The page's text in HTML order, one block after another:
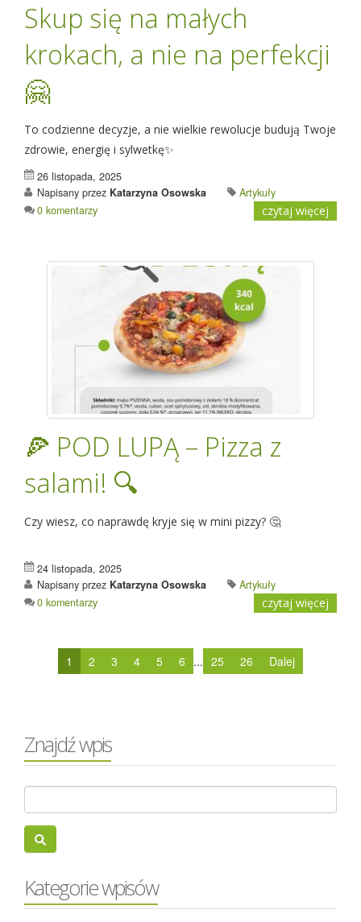
Skup się na małych
krokach, a nie na perfekcji
🤗
To codzienne decyzje, a nie wielkie rewolucje budują Twoje
zdrowie, energię i sylwetkę✨
26 listopada, 2025
Napisany przez Katarzyna Osowska
Artykuły
0 komentarzy
czytaj więcej
🍕 POD LUPĄ – Pizza z
salami! 🔍
Czy wiesz, co naprawdę kryje się w mini pizzy? 🤔
24 listopada, 2025
Napisany przez Katarzyna Osowska
Artykuły
0 komentarzy
czytaj więcej
1 2 3 4 5 6 ... 25 26 Dalej
Znajdź wpis
Kategorie wpisów